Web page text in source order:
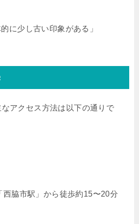
的に少し古い印象がある」
アクセス方法は以下の通りで
西脇市駅」から徒歩約15〜20分